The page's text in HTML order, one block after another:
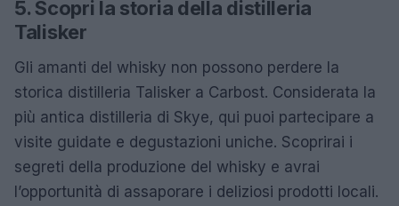
5. Scopri la storia della distilleria
Talisker
Gli amanti del whisky non possono perdere la
storica distilleria Talisker a Carbost. Considerata la
più antica distilleria di Skye, qui puoi partecipare a
visite guidate e degustazioni uniche. Scoprirai i
segreti della produzione del whisky e avrai
l’opportunità di assaporare i deliziosi prodotti locali.